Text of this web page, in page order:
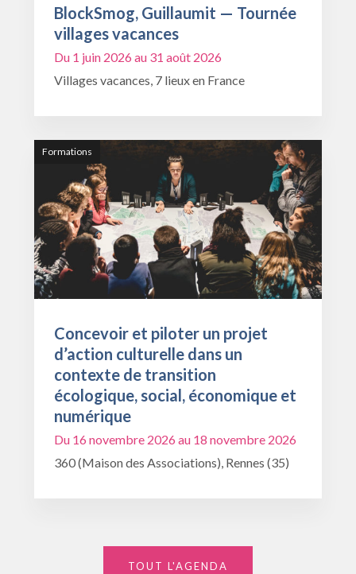
BlockSmog, Guillaumit — Tournée
villages vacances
Du 1 juin 2026 au 31 août 2026
Villages vacances, 7 lieux en France
Formations
Concevoir et piloter un projet
d’action culturelle dans un
contexte de transition
écologique, social, économique et
numérique
Du 16 novembre 2026 au 18 novembre 2026
360 (Maison des Associations), Rennes (35)
TOUT L'AGENDA